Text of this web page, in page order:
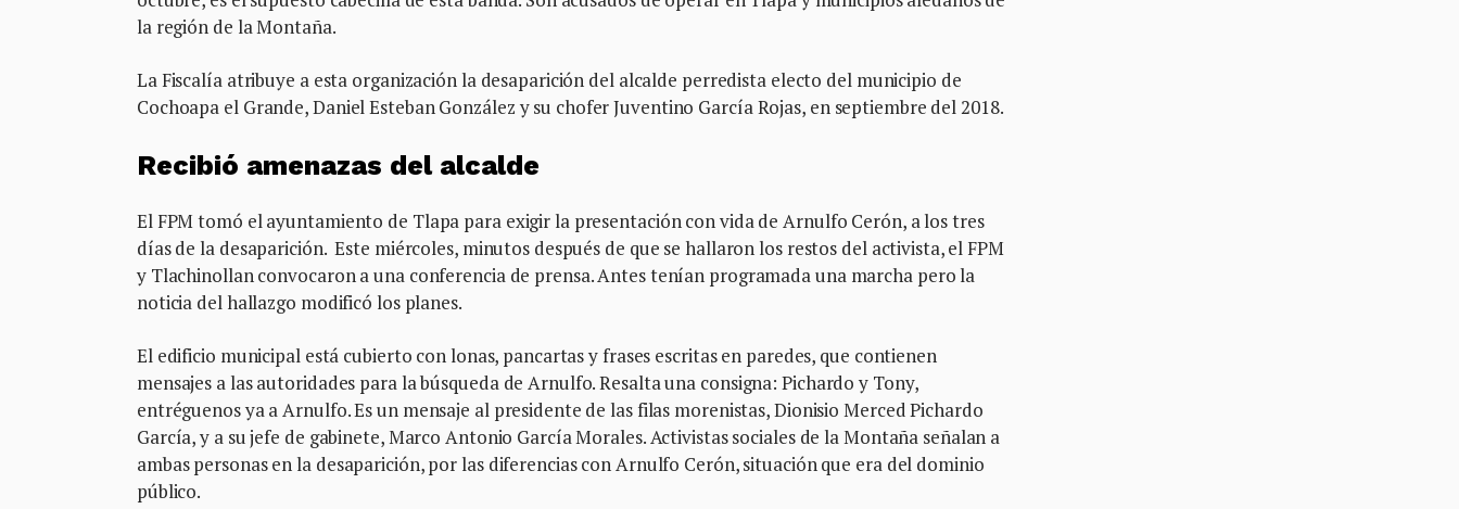
la región de la Montaña.
La Fiscalía atribuye a esta organización la desaparición del alcalde perredista electo del municipio de
Cochoapa el Grande, Daniel Esteban González y su chofer Juventino García Rojas, en septiembre del 2018.
Recibió amenazas del alcalde
El FPM tomó el ayuntamiento de Tlapa para exigir la presentación con vida de Arnulfo Cerón, a los tres
días de la desaparición. Este miércoles, minutos después de que se hallaron los restos del activista, el FPM
y Tlachinollan convocaron a una conferencia de prensa. Antes tenían programada una marcha pero la
noticia del hallazgo modificó los planes.
El edificio municipal está cubierto con lonas, pancartas y frases escritas en paredes, que contienen
mensajes a las autoridades para la búsqueda de Arnulfo. Resalta una consigna: Pichardo y Tony,
entréguenos ya a Arnulfo. Es un mensaje al presidente de las filas morenistas, Dionisio Merced Pichardo
García, y a su jefe de gabinete, Marco Antonio García Morales. Activistas sociales de la Montaña señalan a
ambas personas en la desaparición, por las diferencias con Arnulfo Cerón, situación que era del dominio
público.